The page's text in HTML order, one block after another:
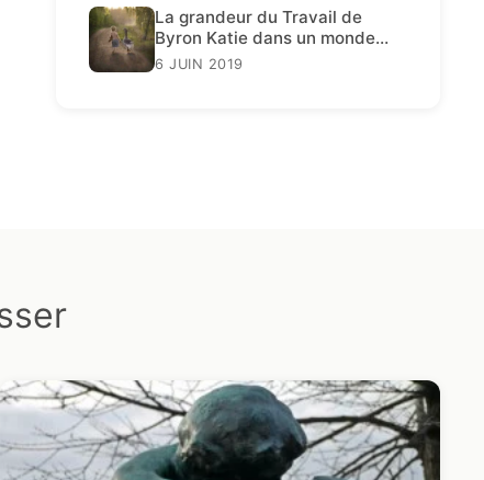
La grandeur du Travail de
Byron Katie dans un monde
décadent
6 JUIN 2019